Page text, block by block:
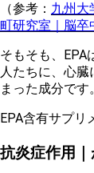
（参考： 九州大
町研究室｜脳卒
そもそも、EPA
人たちに、心
まった成分です。
EPA含有サプリ
抗炎症作用